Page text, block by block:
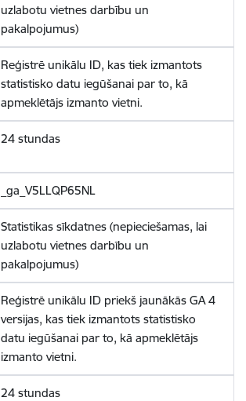
uzlabotu vietnes darbību un
pakalpojumus)
Reģistrē unikālu ID, kas tiek izmantots
statistisko datu iegūšanai par to, kā
apmeklētājs izmanto vietni.
24 stundas
_ga_V5LLQP65NL
Statistikas sīkdatnes (nepieciešamas, lai
uzlabotu vietnes darbību un
pakalpojumus)
Reģistrē unikālu ID priekš jaunākās GA 4
versijas, kas tiek izmantots statistisko
datu iegūšanai par to, kā apmeklētājs
izmanto vietni.
24 stundas